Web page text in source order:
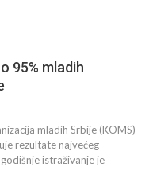
95% mladih
mladih Srbije (KOMS)
rezultate najvećeg
istraživanje je